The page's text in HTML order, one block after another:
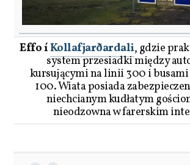
Effo íKollafjarðardali, gdzie
system przesiadki między
kursującymi na linii 300 i
100. Wiata posiada
niechcianym kudłatym
nieodzowna w farerskim